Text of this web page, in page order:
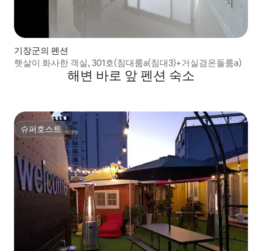
기장군의 펜션
햇살이 화사한 객실, 301호(침대룸a(침대3)+거실겸온돌룸a)
해변 바로 앞 펜션 숙소
슈퍼호스트
슈퍼호스트